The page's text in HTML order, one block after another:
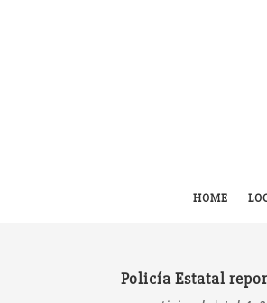
HOME
Policía Estatal